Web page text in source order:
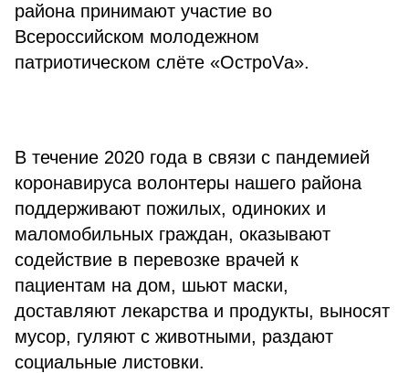
района принимают участие во
Всероссийском молодежном
патриотическом слёте «ОстроVа».
В течение 2020 года в связи с пандемией
коронавируса волонтеры нашего района
поддерживают пожилых, одиноких и
маломобильных граждан, оказывают
содействие в перевозке врачей к
пациентам на дом, шьют маски,
доставляют лекарства и продукты, выносят
мусор, гуляют с животными, раздают
социальные листовки.